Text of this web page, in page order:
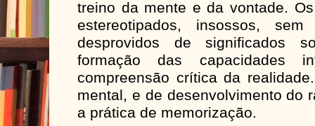
treino da mente e da vontade.
estereotipados, insossos,
desprovidos de significados
formação das capacidades
compreensão crítica da
mental, e de desenvolvimento do
a prática de memorização.